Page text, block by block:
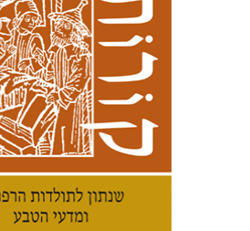
קנת קולינס
הנחת אתר ספר מודפס